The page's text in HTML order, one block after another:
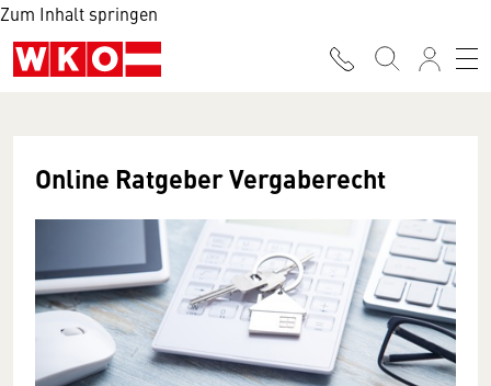
Zum Inhalt springen
Online Ratgeber Vergaberecht